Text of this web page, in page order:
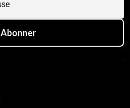
Abonner